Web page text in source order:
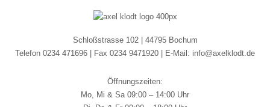
Schloßstrasse 102 | 44795 Bochum
Telefon 0234 471696 | Fax 0234 9471920 | E-Mail: info@axelklodt.de
Öffnungszeiten:
Mo, Mi & Sa 09:00 – 14:00 Uhr